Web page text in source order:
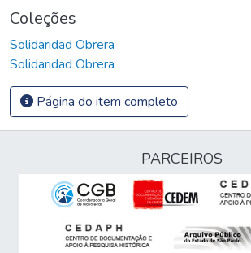
Coleções
Solidaridad Obrera
Solidaridad Obrera
Página do item completo
PARCEIROS